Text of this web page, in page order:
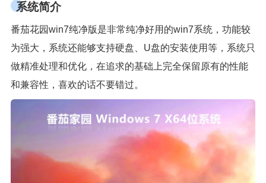
系统简介
番茄花园win7纯净版是非常纯净好用的win7系统，功能较
为强大，系统还能够支持硬盘、U盘的安装使用等，系统只
做精准处理和优化，在追求的基础上完全保留原有的性能
和兼容性，喜欢的话不要错过。